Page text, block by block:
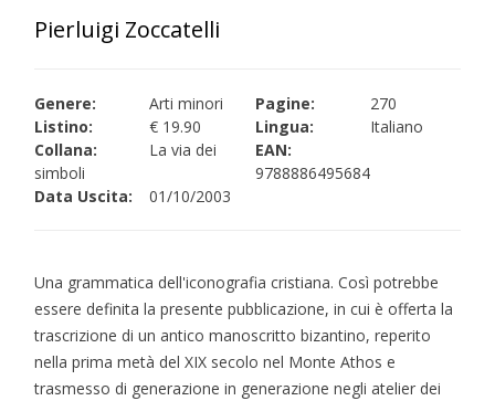
Pierluigi Zoccatelli
Genere:
Arti minori
Listino:
€ 19.90
Collana:
La via dei
simboli
Data Uscita:
01/10/2003
Pagine:
270
Lingua:
Italiano
EAN:
9788886495684
Una grammatica dell'iconografia cristiana. Così potrebbe
essere definita la presente pubblicazione, in cui è offerta la
trascrizione di un antico manoscritto bizantino, reperito
nella prima metà del XIX secolo nel Monte Athos e
trasmesso di generazione in generazione negli atelier dei